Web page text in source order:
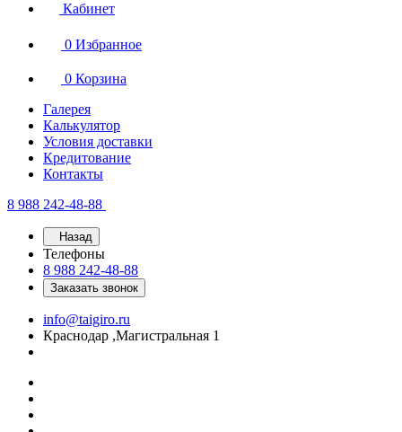
Кабинет
0 Избранное
0 Корзина
Галерея
Калькулятор
Условия доставки
Кредитование
Контакты
8 988 242-48-88
Назад
Телефоны
8 988 242-48-88
Заказать звонок
info@taigiro.ru
Краснодар ,Магистральная 1